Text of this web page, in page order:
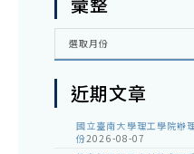
彙
選取月份
近期文章
國立臺南大學理工學院辦
份2026-08-07